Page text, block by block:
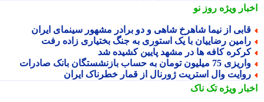
ویژهروز نو
از نیما شاهرخ شاهی و دو برادر مشهور سینمای ایران
رضاییان با یک استوری به جنگ بختیاری زاده رفت
کافه ها در مشهد پایین کشیده شد
75 میلیون تومان به حساب بازنشستگان بانک صادرات
وال استریت ژورنال از قمار خطرناک ایران
ویژهتک ناک